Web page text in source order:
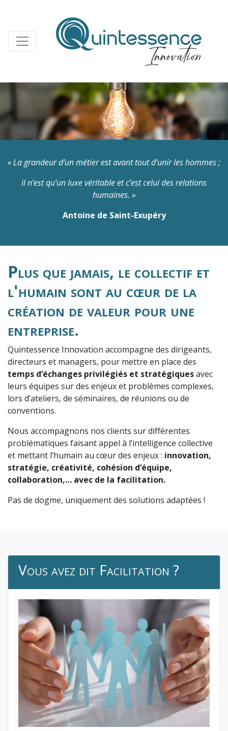
Previous
« La grandeur d’un métier est avant tout d’unir les hommes ;
il n’est qu’un luxe véritable et c’est celui des relations
humaines. »
Antoine de Saint-Exupéry
Plus que jamais, le collectif et
l'humain sont au cœur de la
création de valeur pour une
entreprise.
Quintessence Innovation accompagne des dirigeants,
directeurs et managers, pour mettre en place des
temps d’échanges privilégiés et stratégiquesavec
leurs équipes sur des enjeux et problèmes complexes,
lors d’ateliers, de séminaires, de réunions ou de
conventions.
Nous accompagnons nos clients sur différentes
problématiques faisant appel à l’intelligence collective
et mettant l’humain au cœur des enjeux : innovation,
stratégie, créativité, cohésion d’équipe,
collaboration,… avec de la facilitation.
Pas de dogme, uniquement des solutions adaptées !
Vous avez dit Facilitation ?